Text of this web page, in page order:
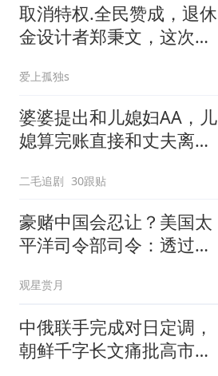
取消特权.全民赞成，退休
金设计者郑秉文，这次站
爱上孤独s
婆婆提出和儿媳妇AA，儿
媳算完账直接和丈夫离
二毛追剧 30跟贴
豪赌中国会忍让？美国太
平洋司令部司令：透过实
观星赏月
中俄联手完成对日定调，
朝鲜千字长文痛批高市，